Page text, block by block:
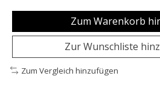
Zum Warenkorb
Zur Wunschliste
Zum Vergleich hinzufügen